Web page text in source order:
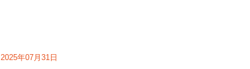
2025年07月31日